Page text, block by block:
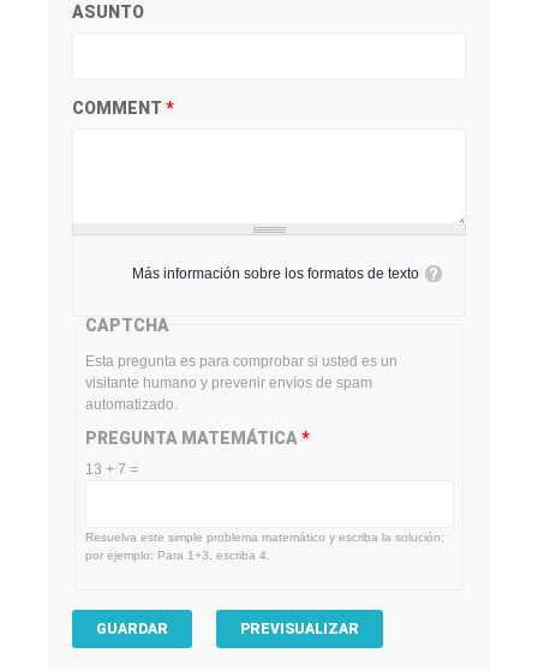
ASUNTO
COMMENT *
Más información sobre los formatos de texto
CAPTCHA
Esta pregunta es para comprobar si usted es un
visitante humano y prevenir envíos de spam
automatizado.
PREGUNTA MATEMÁTICA *
13 + 7 =
Resuelva este simple problema matemático y escriba la solución;
por ejemplo: Para 1+3, escriba 4.